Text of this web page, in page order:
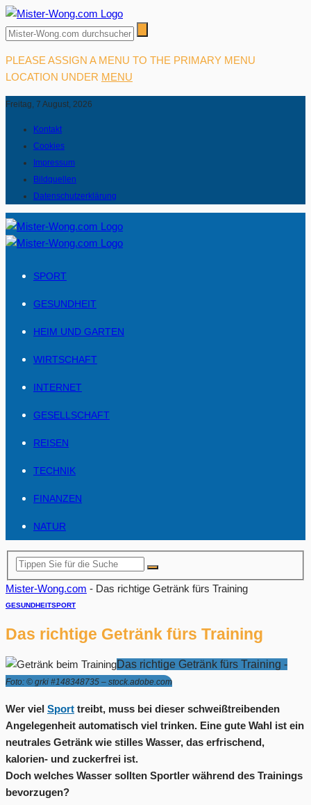
PLEASE ASSIGN A MENU TO THE PRIMARY MENU
LOCATION UNDER MENU
Freitag, 7 August, 2026
Kontakt
Cookies
Impressum
Bildquellen
Datenschutzerklärung
SPORT
GESUNDHEIT
HEIM UND GARTEN
WIRTSCHAFT
INTERNET
GESELLSCHAFT
REISEN
TECHNIK
FINANZEN
NATUR
Mister-Wong.com - Das richtige Getränk fürs Training
GESUNDHEITSPORT
Das richtige Getränk fürs Training
Das richtige Getränk fürs Training -
Foto: © grki #148348735 – stock.adobe.com
Wer viel Sport treibt, muss bei dieser schweißtreibenden
Angelegenheit automatisch viel trinken. Eine gute Wahl ist ein
neutrales Getränk wie stilles Wasser, das erfrischend,
kalorien- und zuckerfrei ist.
Doch welches Wasser sollten Sportler während des Trainings
bevorzugen?